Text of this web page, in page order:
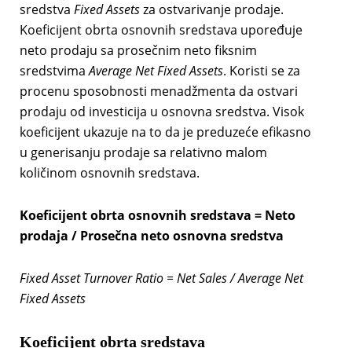
sredstva Fixed Assetsza ostvarivanje prodaje.
Koeficijent obrta osnovnih sredstava upoređuje
neto prodaju sa prosečnim neto fiksnim
sredstvimaAverage Net Fixed Assets. Koristi se za
procenu sposobnosti menadžmenta da ostvari
prodaju od investicija u osnovna sredstva. Visok
koeficijent ukazuje na to da je preduzeće efikasno
u generisanju prodaje sa relativno malom
količinom osnovnih sredstava.
Koeficijent obrta osnovnih sredstava = Neto
prodaja / Prosečna neto osnovna sredstva
Fixed Asset Turnover Ratio = Net Sales / Average Net
Fixed Assets
Koeficijent obrta sredstava